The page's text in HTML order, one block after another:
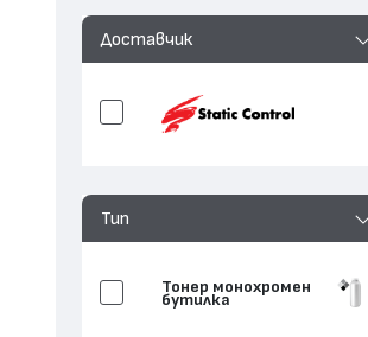
Доставчик
Тип
Тонер монохромен
бутилка